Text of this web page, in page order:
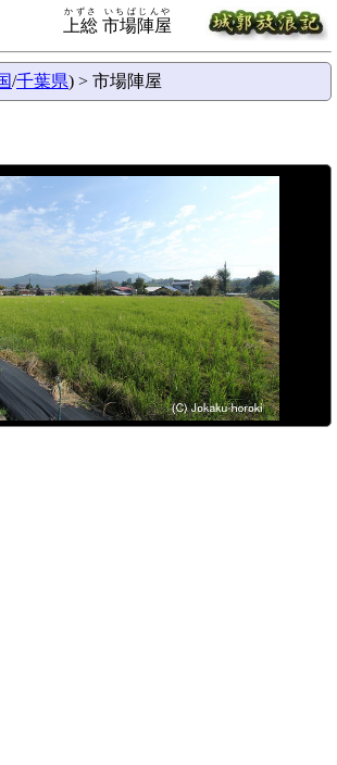
上総 市場陣屋
かずさ いちばじんや
/千葉県) > 市場陣屋